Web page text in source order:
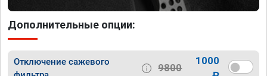
Дополнительные опции:
Отключение сажевого
9800
1000